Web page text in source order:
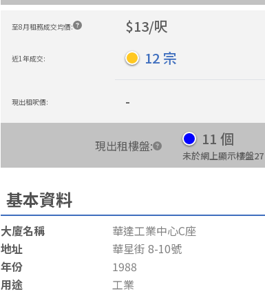
至8月租務成交均價: $13/呎
近1年成交: 12 宗
現出租呎價: -
現出租樓盤: 11 個
未於網上顯示樓盤27
基本資料
大廈名稱
華達工業中心C座
地址
華星街 8-10號
年份
1988
用途
工業